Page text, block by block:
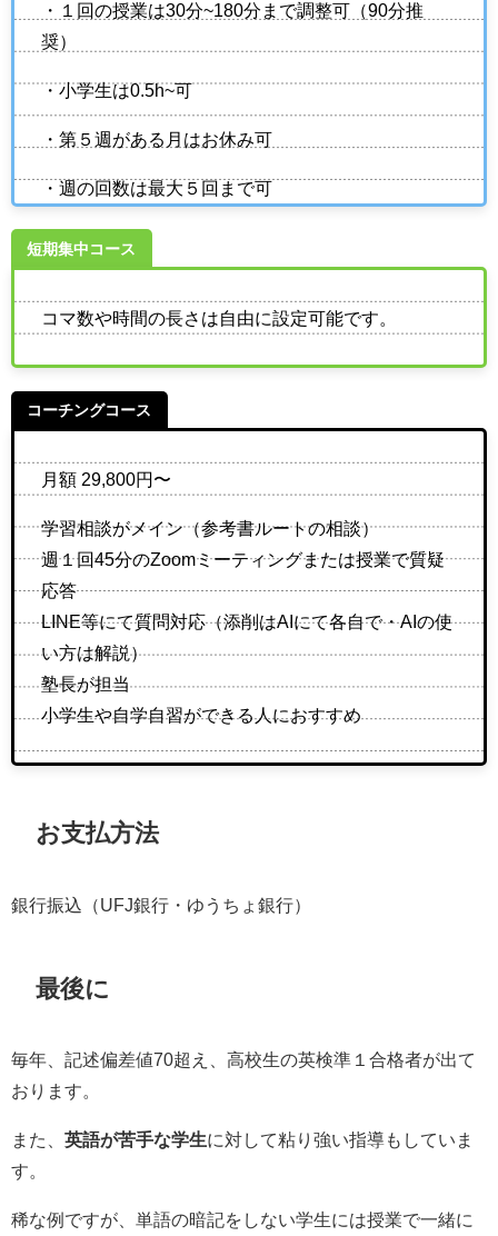
・１回の授業は30分~180分まで調整可（90分推
奨）
・小学生は0.5h~可
・第５週がある月はお休み可
・週の回数は最大５回まで可
短期集中コース
コマ数や時間の長さは自由に設定可能です。
コーチングコース
月額 29,800円〜
学習相談がメイン（参考書ルートの相談）
週１回45分のZoomミーティングまたは授業で質疑
応答
LINE等にて質問対応（添削はAIにて各自で・AIの使
い方は解説）
塾長が担当
小学生や自学自習ができる人におすすめ
お支払方法
銀行振込（UFJ銀行・ゆうちょ銀行）
最後に
毎年、記述偏差値70超え、高校生の英検準１合格者が出て
おります。
また、 英語が苦手な学生に対して粘り強い指導もしていま
す。
稀な例ですが、単語の暗記をしない学生には授業で一緒に